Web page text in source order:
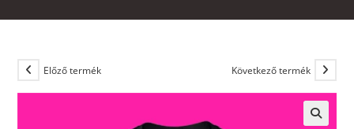
Előző termék Következő termék